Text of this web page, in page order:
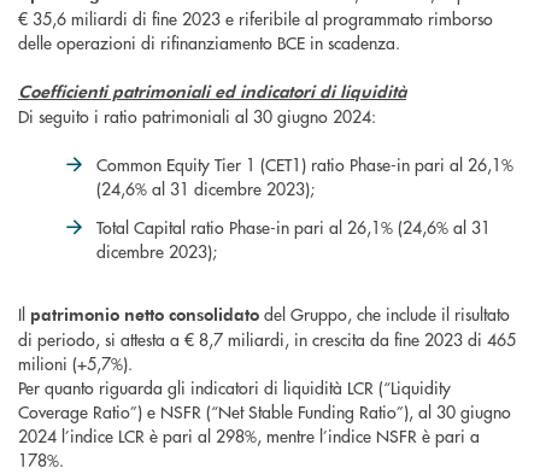
€ 35,6 miliardi di fine 2023 e riferibile al programmato rimborso
delle operazioni di rifinanziamento BCE in scadenza.
Coefficienti patrimoniali ed indicatori di liquidità
Di seguito i ratio patrimoniali al 30 giugno 2024:
Common Equity Tier 1 (CET1) ratio Phase-in pari al 26,1%
(24,6% al 31 dicembre 2023);
Total Capital ratio Phase-in pari al 26,1% (24,6% al 31
dicembre 2023);
Il patrimonio netto consolidato del Gruppo, che include il risultato
di periodo, si attesta a € 8,7 miliardi, in crescita da fine 2023 di 465
milioni (+5,7%).
Per quanto riguarda gli indicatori di liquidità LCR (“Liquidity
Coverage Ratio”) e NSFR (“Net Stable Funding Ratio”), al 30 giugno
2024 l’indice LCR è pari al 298%, mentre l’indice NSFR è pari a
178%.